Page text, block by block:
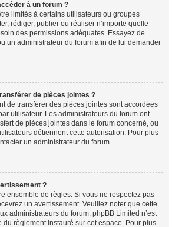
à un forum ?
limités à certains utilisateurs ou groupes
rédiger, publier ou réaliser n’importe quelle
des permissions adéquates. Essayez de
un administrateur du forum afin de lui demander
de pièces jointes ?
de transférer des pièces jointes sont accordées
utilisateur. Les administrateurs du forum ont
de pièces jointes dans le forum concerné, ou
détiennent cette autorisation. Pour plus
un administrateur du forum.
?
ensemble de règles. Si vous ne respectez pas
un avertissement. Veuillez noter que cette
administrateurs du forum, phpBB Limited n’est
règlement instauré sur cet espace. Pour plus